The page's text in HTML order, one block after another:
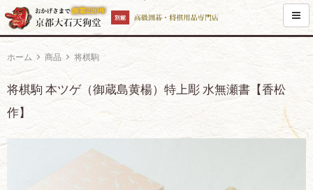
ホーム 商品 将棋駒
将棋駒 本ツゲ（御蔵島黄楊）特上彫 水無瀬書【香松
作】